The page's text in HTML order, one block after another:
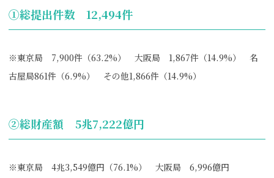
①総提出件数 12,494件
※東京局 7,900件（63.2%） 大阪局 1,867件（14.9%） 名
古屋局861件（6.9%） その他1,866件（14.9%）
②総財産額 5兆7,222億円
※東京局 4兆3,549億円（76.1%） 大阪局 6,996億円